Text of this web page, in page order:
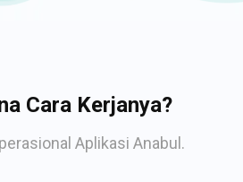
Cara Kerjanya?
Aplikasi Anabul.